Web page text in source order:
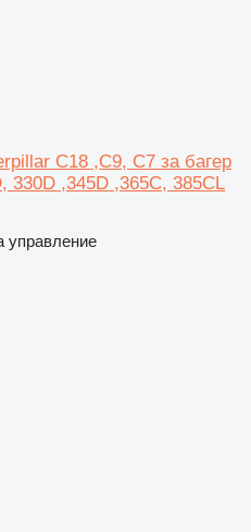
C18 ,C9, C7 за багер
330D ,345D ,365C, 385CL
управление